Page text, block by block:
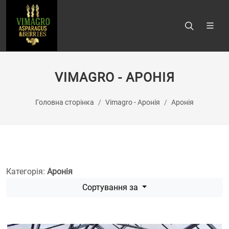
VIMAGRO - АРОНІЯ
Головна сторінка Vimagro - Аронія Аронія
Категорія: Аронія
Сортування за